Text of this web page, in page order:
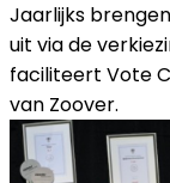
Jaarlijks
uit via de
faciliteert Vote
van Zoover.